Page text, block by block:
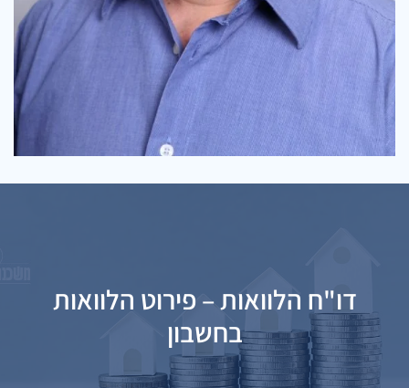
מכתב כוונות
דו"ח הלוואות – פירוט הלוואות
בחשבון
דו"ח יתרות משכנתה
מכתב כוונות
אישור זכויות חברה משכנת